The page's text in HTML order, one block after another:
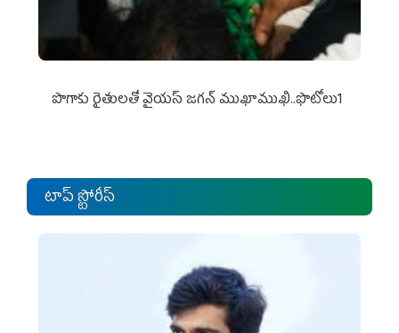
పొగాకు రైతుల‌తో వైయ‌స్ జ‌గ‌న్ ముఖాముఖి..ఫొటోలు1
టాప్ స్టోరీస్